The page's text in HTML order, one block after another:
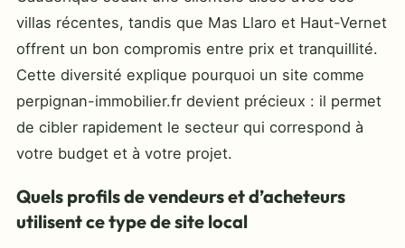
villas récentes, tandis que Mas Llaro et Haut-Vernet
offrent un bon compromis entre prix et tranquillité.
Cette diversité explique pourquoi un site comme
perpignan-immobilier.fr devient précieux : il permet
de cibler rapidement le secteur qui correspond à
votre budget et à votre projet.
Quels profils de vendeurs et d’acheteurs
utilisent ce type de site local